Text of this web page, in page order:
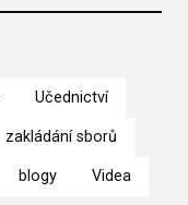
Učednictví
zakládání sborů
blogy Videa